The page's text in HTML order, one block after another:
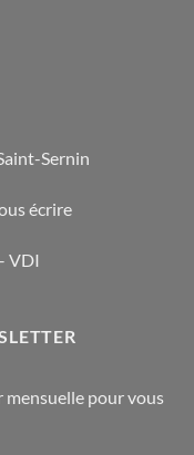
Sernin
écrire
VDI
mensuelle pour vous